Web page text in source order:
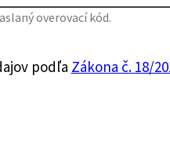
overovací kód.
podľa Zákona č. 18/